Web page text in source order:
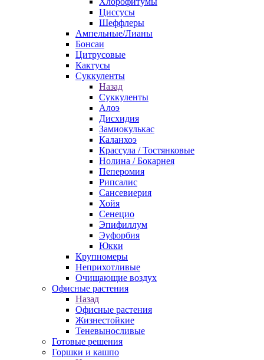
Циссусы
Шеффлеры
Ампельные/Лианы
Бонсаи
Цитрусовые
Кактусы
Суккуленты
Назад
Суккуленты
Алоэ
Дисхидия
Замиокулькас
Каланхоэ
Крассула / Тостянковые
Нолина / Бокарнея
Пеперомия
Рипсалис
Сансевиерия
Хойя
Сенецио
Эпифиллум
Эуфорбия
Юкки
Крупномеры
Неприхотливые
Очищающие воздух
Офисные растения
Назад
Офисные растения
Жизнестойкие
Теневыносливые
Готовые решения
Горшки и кашпо